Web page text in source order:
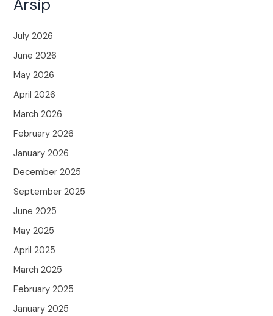
Arsip
July 2026
June 2026
May 2026
April 2026
March 2026
February 2026
January 2026
December 2025
September 2025
June 2025
May 2025
April 2025
March 2025
February 2025
January 2025